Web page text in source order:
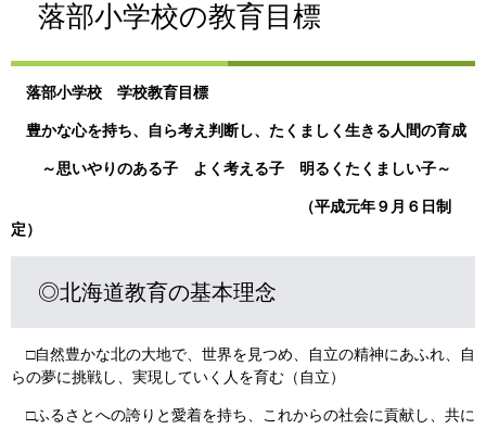
落部小学校の教育目標
落部小学校 学校教育目標
豊かな心を持ち、自ら考え判断し、たくましく生きる人間の育成
～思いやりのある子 よく考える子 明るくたくましい子～
（平成元年９月６日制
定）
◎北海道教育の基本理念
□自然豊かな北の大地で、世界を見つめ、自立の精神にあふれ、自
らの夢に挑戦し、実現していく人を育む（自立）
□ふるさとへの誇りと愛着を持ち、これからの社会に貢献し、共に